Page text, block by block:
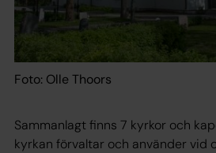
Foto: Olle Thoors
Sammanlagt finns 7 kyrkor och
kyrkan förvaltar och använder vid